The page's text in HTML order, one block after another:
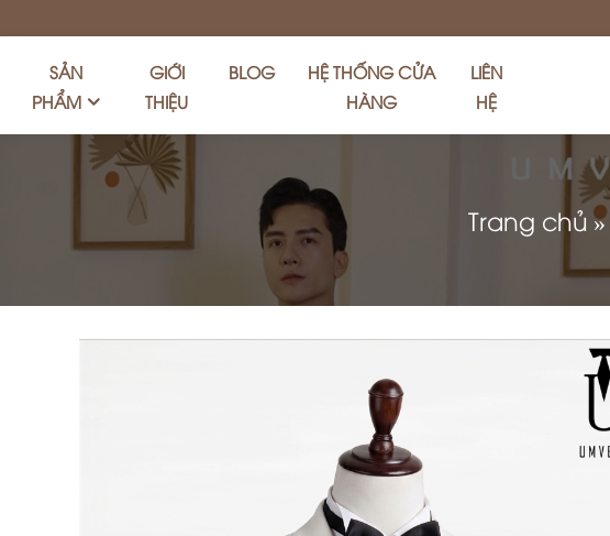
SẢN
PHẨM
GIỚI
THIỆU
BLOG
HỆ THỐNG CỬA
HÀNG
LIÊN
HỆ
Trang chủ »